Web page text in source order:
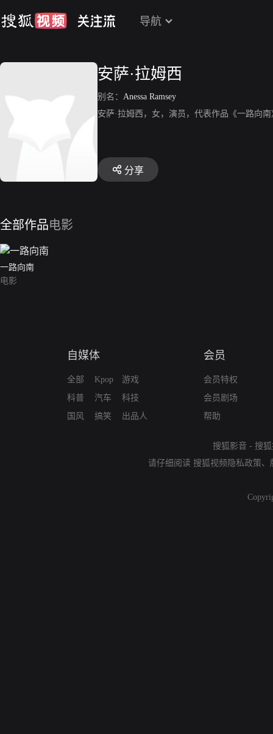
导航
安萨·拉姆西
别名： Anessa Ramsey
安萨·拉姆西，女，演员，代表作品《一路向
分享
全部作品电影
一路向南
电影
自媒体
全部
科普
国风
Kpop
汽车
搞笑
游戏
科技
出品人
会员
会员特权
会员剧场
帮助
搜狐影音 - 搜
请仔细阅读 搜狐视频隐私政策、